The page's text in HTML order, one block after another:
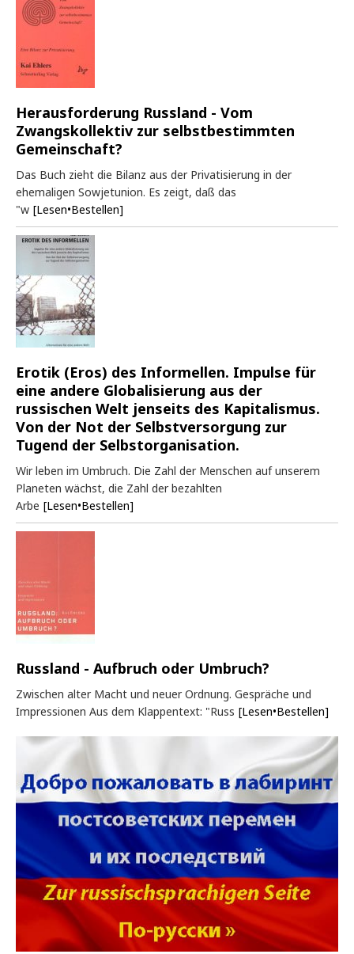
Herausforderung Russland - Vom
Zwangskollektiv zur selbstbestimmten
Gemeinschaft?
Das Buch zieht die Bilanz aus der Privatisierung in der
ehemaligen Sowjetunion. Es zeigt, daß das
"w [Lesen•Bestellen]
Erotik (Eros) des Informellen. Impulse für
eine andere Globalisierung aus der
russischen Welt jenseits des Kapitalismus.
Von der Not der Selbstversorgung zur
Tugend der Selbstorganisation.
Wir leben im Umbruch. Die Zahl der Menschen auf unserem
Planeten wächst, die Zahl der bezahlten
Arbe [Lesen•Bestellen]
Russland - Aufbruch oder Umbruch?
Zwischen alter Macht und neuer Ordnung. Gespräche und
Impressionen Aus dem Klappentext: "Russ [Lesen•Bestellen]